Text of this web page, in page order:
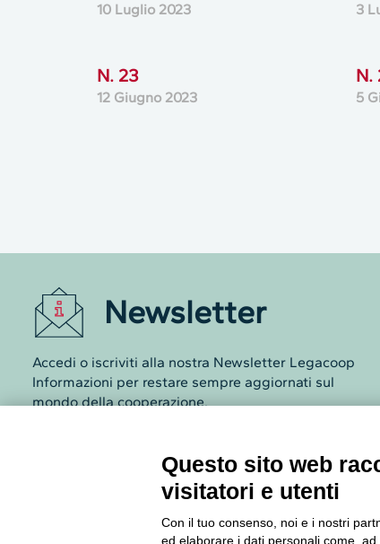
10 Luglio 2023 3
N. 23
12 Giugno 2023
N.
5
Newsletter
Accedi o iscriviti alla nostra Newsletter Legacoop
Informazioni per restare sempre aggiornati sul
mondo della cooperazione.
Archivio Newsletter
Questo sito web
visitatori e utenti
Con il tuo consenso, noi e i nostri
ed elaborare i dati personali come,